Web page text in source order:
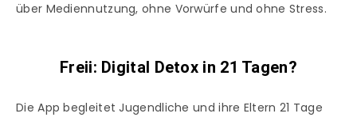
über Mediennutzung, ohne Vorwürfe und ohne Stress.
Freii: Digital Detox in 21 Tagen?
Die App begleitet Jugendliche und ihre Eltern 21 Tage